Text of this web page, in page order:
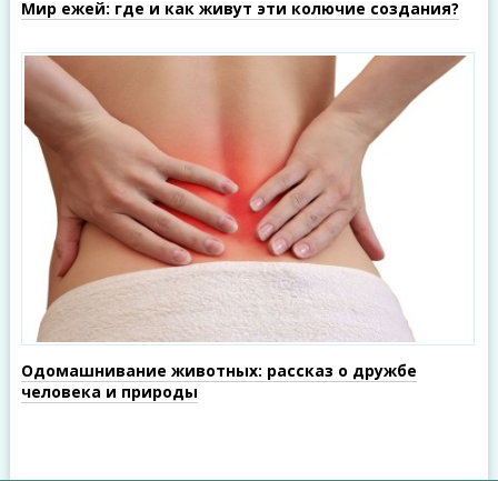
Мир ежей: где и как живут эти колючие создания?
Одомашнивание животных: рассказ о дружбе
человека и природы